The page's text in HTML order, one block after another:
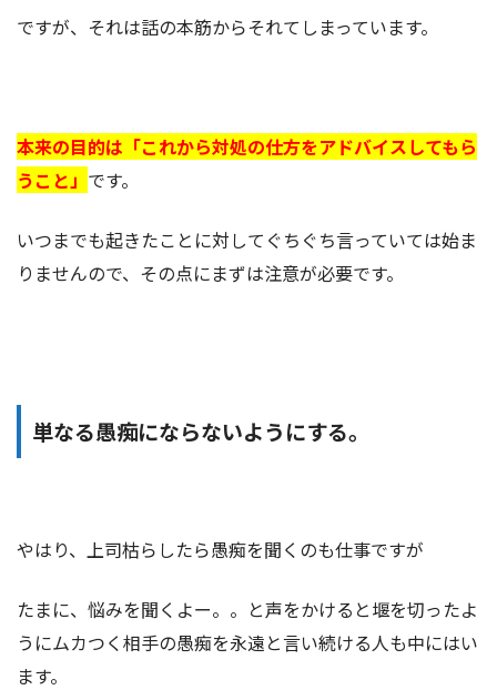
ですが、それは話の本筋からそれてしまっています。
本来の目的は 「これから対処の仕方をアドバイスしてもら
うこと」 です。
いつまでも起きたことに対してぐちぐち言っていては始ま
りませんので、その点にまずは注意が必要です。
単なる愚痴にならないようにする。
やはり、上司枯らしたら愚痴を聞くのも仕事ですが
たまに、悩みを聞くよー。。と声をかけると堰を切ったよ
うにムカつく相手の愚痴を永遠と言い続ける人も中にはい
ます。